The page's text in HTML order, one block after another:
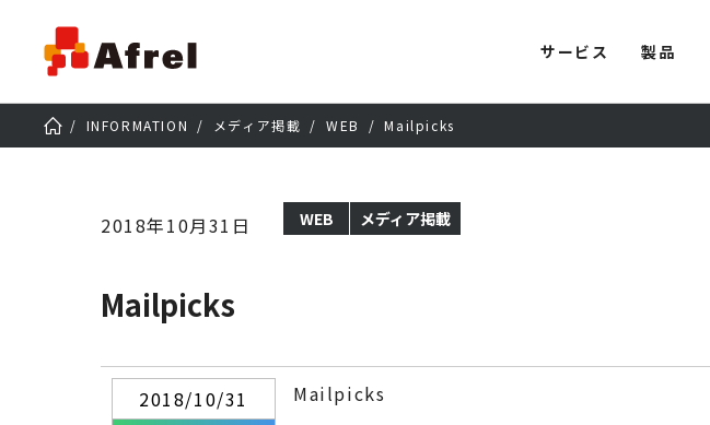
サービス 製品
INFORMATION メディア掲載 WEB Mailpicks
2018年10月31日 WEB メディア掲載
Mailpicks
2018/10/31
Mailpicks